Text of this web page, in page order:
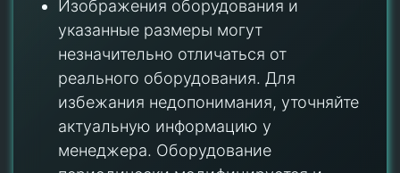
Изображения оборудования и
указанные размеры могут
незначительно отличаться от
реального оборудования. Для
избежания недопонимания, уточняйте
актуальную информацию у
менеджера. Оборудование